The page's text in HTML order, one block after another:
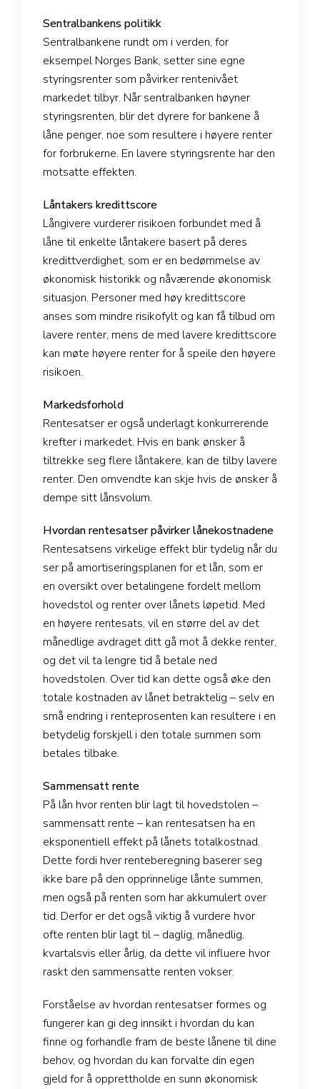
Sentralbankens politikk
Sentralbankene rundt om i verden, for
eksempel Norges Bank, setter sine egne
styringsrenter som påvirker rentenivået
markedet tilbyr. Når sentralbanken høyner
styringsrenten, blir det dyrere for bankene å
låne penger, noe som resultere i høyere renter
for forbrukerne. En lavere styringsrente har den
motsatte effekten.
Låntakers kredittscore
Långivere vurderer risikoen forbundet med å
låne til enkelte låntakere basert på deres
kredittverdighet, som er en bedømmelse av
økonomisk historikk og nåværende økonomisk
situasjon. Personer med høy kredittscore
anses som mindre risikofylt og kan få tilbud om
lavere renter, mens de med lavere kredittscore
kan møte høyere renter for å speile den høyere
risikoen.
Markedsforhold
Rentesatser er også underlagt konkurrerende
krefter i markedet. Hvis en bank ønsker å
tiltrekke seg flere låntakere, kan de tilby lavere
renter. Den omvendte kan skje hvis de ønsker å
dempe sitt lånsvolum.
Hvordan rentesatser påvirker lånekostnadene
Rentesatsens virkelige effekt blir tydelig når du
ser på amortiseringsplanen for et lån, som er
en oversikt over betalingene fordelt mellom
hovedstol og renter over lånets løpetid. Med
en høyere rentesats, vil en større del av det
månedlige avdraget ditt gå mot å dekke renter,
og det vil ta lengre tid å betale ned
hovedstolen. Over tid kan dette også øke den
totale kostnaden av lånet betraktelig – selv en
små endring i renteprosenten kan resultere i en
betydelig forskjell i den totale summen som
betales tilbake.
Sammensatt rente
På lån hvor renten blir lagt til hovedstolen –
sammensatt rente – kan rentesatsen ha en
eksponentiell effekt på lånets totalkostnad.
Dette fordi hver renteberegning baserer seg
ikke bare på den opprinnelige lånte summen,
men også på renten som har akkumulert over
tid. Derfor er det også viktig å vurdere hvor
ofte renten blir lagt til – daglig, månedlig,
kvartalsvis eller årlig, da dette vil influere hvor
raskt den sammensatte renten vokser.
Forståelse av hvordan rentesatser formes og
fungerer kan gi deg innsikt i hvordan du kan
finne og forhandle fram de beste lånene til dine
behov, og hvordan du kan forvalte din egen
gjeld for å opprettholde en sunn økonomisk